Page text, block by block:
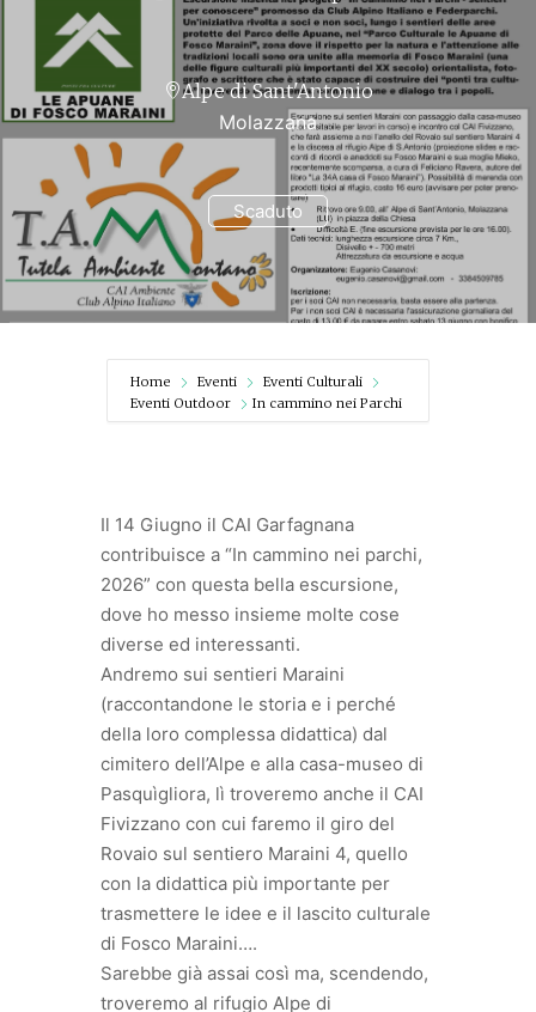
Scaduto
Alpe di Sant'Antonio
Molazzana
Home Eventi
Eventi Culturali
Eventi Outdoor
In cammino nei Parchi
Il 14 Giugno il CAI Garfagnana
contribuisce a “In cammino nei parchi,
2026” con questa bella escursione,
dove ho messo insieme molte cose
diverse ed interessanti.
Andremo sui sentieri Maraini
(raccontandone le storia e i perché
della loro complessa didattica) dal
cimitero dell’Alpe e alla casa-museo di
Pasquìgliora, lì troveremo anche il CAI
Fivizzano con cui faremo il giro del
Rovaio sul sentiero Maraini 4, quello
con la didattica più importante per
trasmettere le idee e il lascito culturale
di Fosco Maraini….
Sarebbe già assai così ma, scendendo,
troveremo al rifugio Alpe di